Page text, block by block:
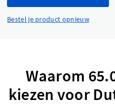
Bestel je product opnieuw
Waarom
kiezen voor